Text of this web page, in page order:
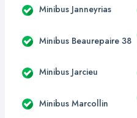
Minibus Janneyrias
Minibus Beaurepaire 38
Minibus Jarcieu
Minibus Marcollin